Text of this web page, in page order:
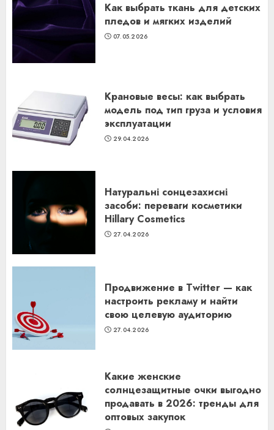
Как выбрать ткань для детских
пледов и мягких изделий
07.05.2026
Крановые весы: как выбрать
модель под тип груза и условия
эксплуатации
29.04.2026
Натуральні сонцезахисні
засоби: переваги косметики
Hillary Cosmetics
27.04.2026
Продвижение в Twitter — как
настроить рекламу и найти
свою целевую аудиторию
27.04.2026
Какие женские
солнцезащитные очки выгодно
продавать в 2026: тренды для
оптовых закупок